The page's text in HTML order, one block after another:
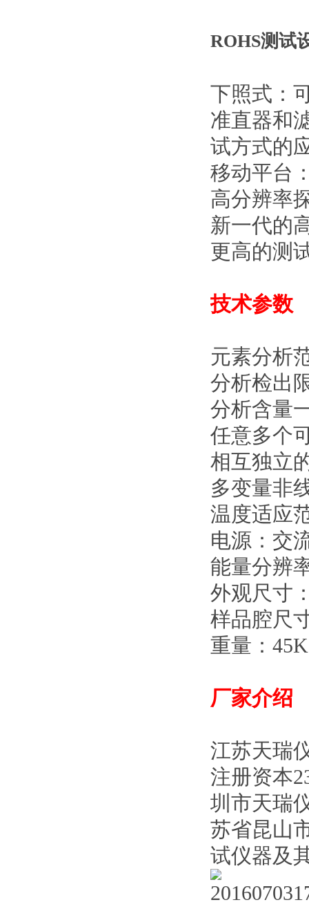
ROHS测试
下照式：
准直器和
试方式的
移动平台
高分辨率
新一代的
更高的测
技术参数
元素分析
分析检出
分析含量
任意多个
相互独立
多变量非
温度适应
电源：交
能量分辨
外观尺寸
样品腔尺
重量：
厂家介绍
江苏天瑞
注册资本
圳市天瑞
苏省昆山
试仪器及